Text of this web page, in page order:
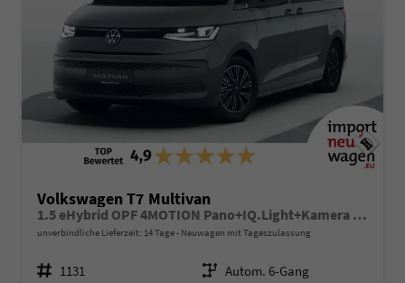
Volkswagen T7 Multivan
1.5 eHybrid OPF 4MOTION Pano+IQ.Light+Kamera uvm!
unverbindliche Lieferzeit: 14 Tage Neuwagen mit Tageszulassung
Fahrzeugnr. 1131 Getriebe Autom. 6-Gang